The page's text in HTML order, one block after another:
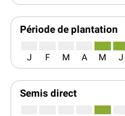
Période de plantation
J F M A M J
Semis direct